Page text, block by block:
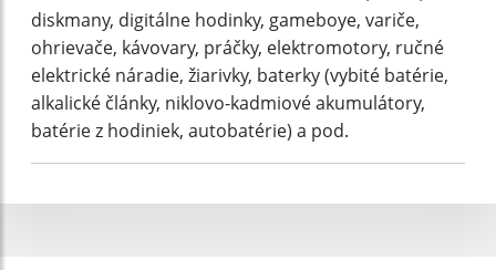
diskmany, digitálne hodinky, gameboye, variče,
ohrievače, kávovary, práčky, elektromotory, ručné
elektrické náradie, žiarivky, baterky (vybité batérie,
alkalické články, niklovo-kadmiové akumulátory,
batérie z hodiniek, autobatérie) a pod.